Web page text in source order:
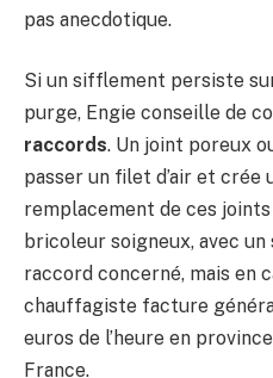
pas anecdotique.
Si un sifflement persiste
purge, Engie conseille de
raccords. Un joint poreux
passer un filet d’air et crée
remplacement de ces
bricoleur soigneux, avec
raccord concerné, mais en
chauffagiste facture
euros de l’heure en
France.